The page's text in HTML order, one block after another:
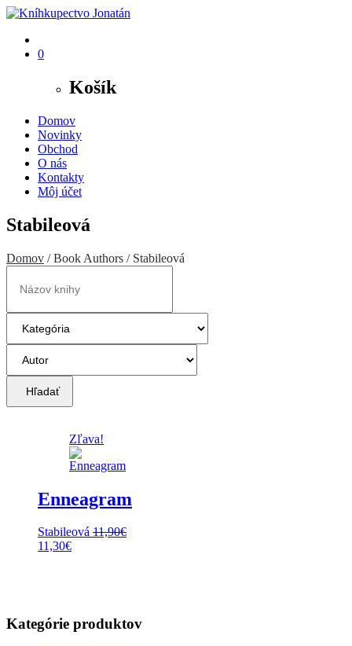
0
Košík
Domov
Novinky
Obchod
O nás
Kontakty
Môj účet
Stabileová
Domov / Book Authors / Stabileová
Hľadať
Zľava!
Enneagram
Stabileová 11,90€
Pôvodná
11,30€Aktuálna
Kategórie produktov